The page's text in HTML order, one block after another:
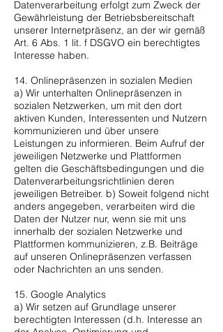
Datenverarbeitung erfolgt zum Zweck der
Gewährleistung der Betriebsbereitschaft
unserer Internetpräsenz, an der wir gemäß
Art. 6 Abs. 1 lit. f DSGVO ein berechtigtes
Interesse haben.
14. Onlinepräsenzen in sozialen Medien
a) Wir unterhalten Onlinepräsenzen in
sozialen Netzwerken, um mit den dort
aktiven Kunden, Interessenten und Nutzern
kommunizieren und über unsere
Leistungen zu informieren. Beim Aufruf der
jeweiligen Netzwerke und Plattformen
gelten die Geschäftsbedingungen und die
Datenverarbeitungsrichtlinien deren
jeweiligen Betreiber. b) Soweit folgend nicht
anders angegeben, verarbeiten wird die
Daten der Nutzer nur, wenn sie mit uns
innerhalb der sozialen Netzwerke und
Plattformen kommunizieren, z.B. Beiträge
auf unseren Onlinepräsenzen verfassen
oder Nachrichten an uns senden.
15. Google Analytics
a) Wir setzen auf Grundlage unserer
berechtigten Interessen (d.h. Interesse an